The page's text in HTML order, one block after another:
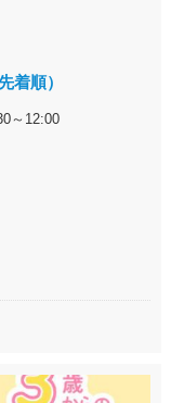
着順）
～12:00